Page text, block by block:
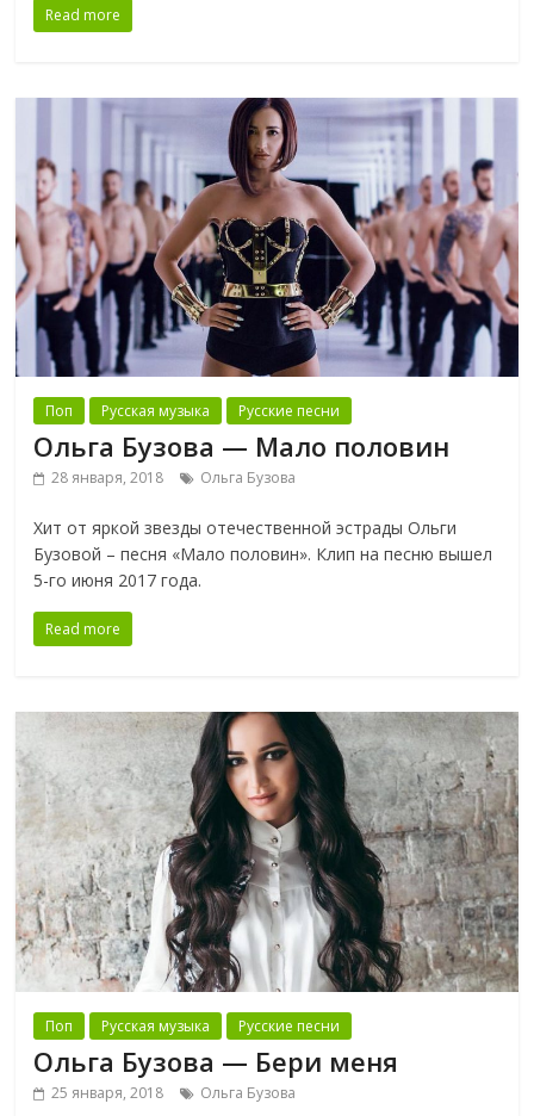
Read more
Поп Русская музыка Русские песни
Ольга Бузова — Мало половин
28 января, 2018 Ольга Бузова
Хит от яркой звезды отечественной эстрады Ольги
Бузовой – песня «Мало половин». Клип на песню вышел
5-го июня 2017 года.
Read more
Поп Русская музыка Русские песни
Ольга Бузова — Бери меня
25 января, 2018 Ольга Бузова